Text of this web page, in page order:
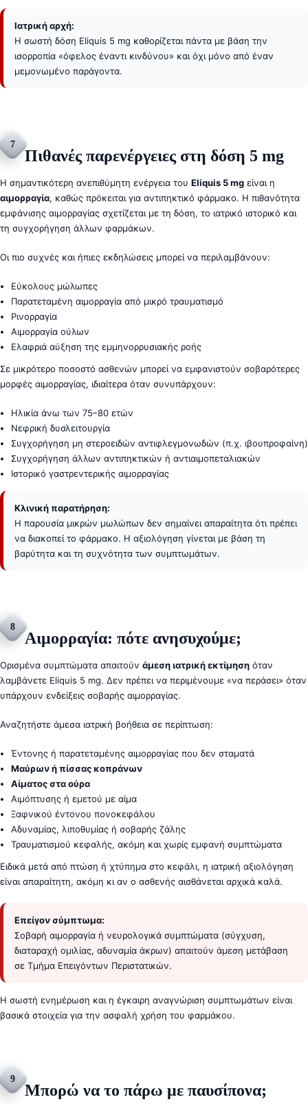
Ιατρική αρχή:
Η σωστή δόση Eliquis 5 mg καθορίζεται πάντα με βάση την
ισορροπία «όφελος έναντι κινδύνου» και όχι μόνο από έναν
μεμονωμένο παράγοντα.
7
Πιθανές παρενέργειες στη δόση 5 mg
Η σημαντικότερη ανεπιθύμητη ενέργεια του Eliquis 5 mg είναι η
αιμορραγία, καθώς πρόκειται για αντιπηκτικό φάρμακο. Η πιθανότητα
εμφάνισης αιμορραγίας σχετίζεται με τη δόση, το ιατρικό ιστορικό και
τη συγχορήγηση άλλων φαρμάκων.
Οι πιο συχνές και ήπιες εκδηλώσεις μπορεί να περιλαμβάνουν:
Εύκολους μώλωπες
Παρατεταμένη αιμορραγία από μικρό τραυματισμό
Ρινορραγία
Αιμορραγία ούλων
Ελαφριά αύξηση της εμμηνορρυσιακής ροής
Σε μικρότερο ποσοστό ασθενών μπορεί να εμφανιστούν σοβαρότερες
μορφές αιμορραγίας, ιδιαίτερα όταν συνυπάρχουν:
Ηλικία άνω των 75–80 ετών
Νεφρική δυσλειτουργία
Συγχορήγηση μη στεροειδών αντιφλεγμονωδών (π.χ. ιβουπροφαίνη)
Συγχορήγηση άλλων αντιπηκτικών ή αντιαιμοπεταλιακών
Ιστορικό γαστρεντερικής αιμορραγίας
Κλινική παρατήρηση:
Η παρουσία μικρών μωλώπων δεν σημαίνει απαραίτητα ότι πρέπει
να διακοπεί το φάρμακο. Η αξιολόγηση γίνεται με βάση τη
βαρύτητα και τη συχνότητα των συμπτωμάτων.
8
Αιμορραγία: πότε ανησυχούμε;
Ορισμένα συμπτώματα απαιτούν άμεση ιατρική εκτίμηση όταν
λαμβάνετε Eliquis 5 mg. Δεν πρέπει να περιμένουμε «να περάσει» όταν
υπάρχουν ενδείξεις σοβαρής αιμορραγίας.
Αναζητήστε άμεσα ιατρική βοήθεια σε περίπτωση:
Έντονης ή παρατεταμένης αιμορραγίας που δεν σταματά
Μαύρων ή πίσσας κοπράνων
Αίματος στα ούρα
Αιμόπτυσης ή εμετού με αίμα
Ξαφνικού έντονου πονοκεφάλου
Αδυναμίας, λιποθυμίας ή σοβαρής ζάλης
Τραυματισμού κεφαλής, ακόμη και χωρίς εμφανή συμπτώματα
Ειδικά μετά από πτώση ή χτύπημα στο κεφάλι, η ιατρική αξιολόγηση
είναι απαραίτητη, ακόμη κι αν ο ασθενής αισθάνεται αρχικά καλά.
Επείγον σύμπτωμα:
Σοβαρή αιμορραγία ή νευρολογικά συμπτώματα (σύγχυση,
διαταραχή ομιλίας, αδυναμία άκρων) απαιτούν άμεση μετάβαση
σε Τμήμα Επειγόντων Περιστατικών.
Η σωστή ενημέρωση και η έγκαιρη αναγνώριση συμπτωμάτων είναι
βασικά στοιχεία για την ασφαλή χρήση του φαρμάκου.
9
Μπορώ να το πάρω με παυσίπονα;